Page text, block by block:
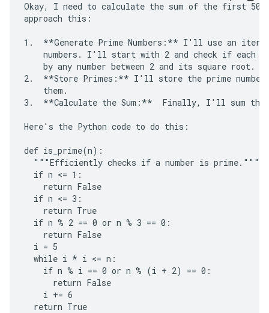
Okay, I need to calculate the sum of the first 50
approach this:
1.  **Generate Prime Numbers:** I'll use an
numbers. I'll start with 2 and check if each
by any number between 2 and its square root.
2.  **Store Primes:** I'll store the prime
    them.
3.  **Calculate the Sum:**  Finally, I'll sum the
Here's the Python code to do this:
def is_prime(n):
  """Efficiently checks if a number is prime."""
  if n <= 1:
    return False
  if n <= 3:
    return True
  if n % 2 == 0 or n % 3 == 0:
    return False
  i = 5
  while i * i <= n:
    if n % i == 0 or n % (i + 2) == 0:
      return False
    i += 6
  return True